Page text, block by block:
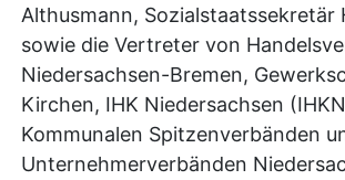
Althusmann, Sozialstaatssekretär
sowie die Vertreter von
Niedersachsen-Bremen,
Kirchen, IHK Niedersachsen
Kommunalen Spitzenverbänden
Unternehmerverbänden